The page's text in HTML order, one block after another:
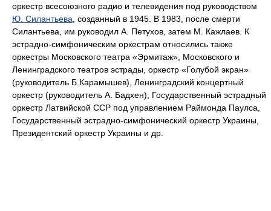
оркестр всесоюзного радио и телевидения под руководством
Ю. Силантьева , созданный в 1945. В 1983, после смерти
Силантьева, им руководил А. Петухов, затем М. Кажлаев. К
эстрадно-симфоническим оркестрам относились также
оркестры Московского театра «Эрмитаж», Московского и
Ленинградского театров эстрады, оркестр «Голубой экран»
(руководитель Б.Карамышев), Ленинградский концертный
оркестр (руководитель А. Бадхен), Государственный эстрадный
оркестр Латвийской ССР под управлением Раймонда Паулса,
Государственный эстрадно-симфонический оркестр Украины,
Президентский оркестр Украины и др.